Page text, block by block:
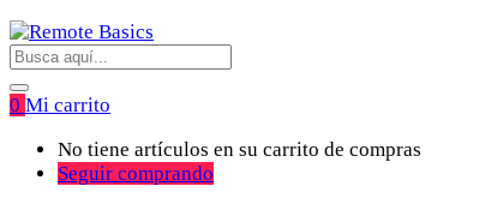
0 Mi carrito
No tiene artículos en su carrito de compras
Seguir comprando